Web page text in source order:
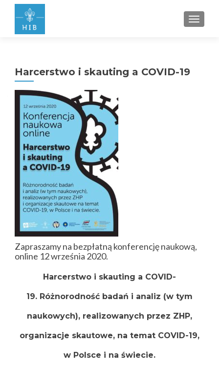
Harcerstwo i skauting a COVID-19
Zapraszamy na bezpłatną konferencję naukową,
online 12 września 2020.
Harcerstwo i skauting a COVID-
19. Różnorodność badań i analiz (w tym
naukowych), realizowanych przez ZHP,
organizacje skautowe, na temat COVID-19,
w Polsce i na świecie.